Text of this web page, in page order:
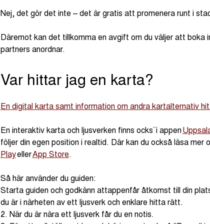
Nej, det gör det inte – det är gratis att promenera runt i
Däremot kan det tillkomma en avgift om du väljer att boka
partners anordnar.
Var hittar jag en karta?
En digital karta samt information om andra kartalternativ
En interaktiv karta och ljusverken finns ocks¨i appen
följer din egen position i realtid. Där kan du också läsa mer
PlayellerApp Store.
Så här använder du guiden:
Starta guiden och godkänn attappenfår åtkomst till din
du är i närheten av ett ljusverk och enklare hitta rätt.
2. När du är nära ett ljusverk får du en notis.